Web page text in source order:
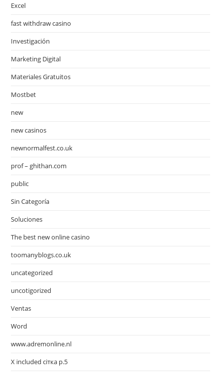
Excel
fast withdraw casino
Investigación
Marketing Digital
Materiales Gratuitos
Mostbet
new
new casinos
newnormalfest.co.uk
prof – ghithan.com
public
Sin Categoría
Soluciones
The best new online casino
toomanyblogs.co.uk
uncategorized
uncotigorized
Ventas
Word
www.adremonline.nl
X included сітка p.5